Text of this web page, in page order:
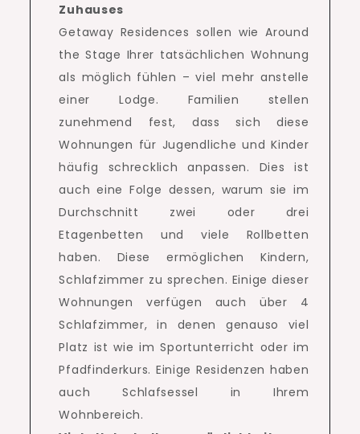
Zuhauses
Getaway Residences sollen wie Around
the Stage Ihrer tatsächlichen Wohnung
als möglich fühlen – viel mehr anstelle
einer Lodge. Familien stellen
zunehmend fest, dass sich diese
Wohnungen für Jugendliche und Kinder
häufig schrecklich anpassen. Dies ist
auch eine Folge dessen, warum sie im
Durchschnitt zwei oder drei
Etagenbetten und viele Rollbetten
haben. Diese ermöglichen Kindern,
Schlafzimmer zu sprechen. Einige dieser
Wohnungen verfügen auch über 4
Schlafzimmer, in denen genauso viel
Platz ist wie im Sportunterricht oder im
Pfadfinderkurs. Einige Residenzen haben
auch Schlafsessel in Ihrem
Wohnbereich.